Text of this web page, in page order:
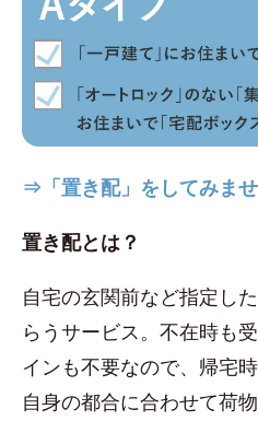
⇒「置き配」をしてみま
置き配とは？
自宅の玄関前など指定し
らうサービス。不在時も
インも不要なので、帰宅
自身の都合に合わせて荷